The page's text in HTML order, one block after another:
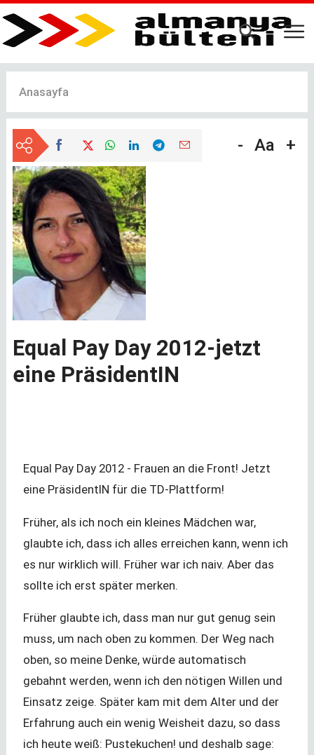
Ana
içeriğe
Anasayfa
- Aa +
Equal Pay Day 2012-jetzt
eine PräsidentIN
Equal Pay Day 2012 - Frauen an die Front! Jetzt
eine PräsidentIN für die TD-Plattform!
Früher, als ich noch ein kleines Mädchen war,
glaubte ich, dass ich alles erreichen kann, wenn ich
es nur wirklich will. Früher war ich naiv. Aber das
sollte ich erst später merken.
Früher glaubte ich, dass man nur gut genug sein
muss, um nach oben zu kommen. Der Weg nach
oben, so meine Denke, würde automatisch
gebahnt werden, wenn ich den nötigen Willen und
Einsatz zeige. Später kam mit dem Alter und der
Erfahrung auch ein wenig Weisheit dazu, so dass
ich heute weiß: Pustekuchen! und deshalb sage: